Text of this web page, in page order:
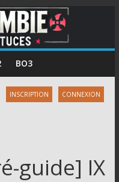
BO3
INSCRIPTION CONNEXION
guide] IX